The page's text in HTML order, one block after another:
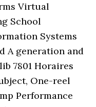
Virtual
School
Systems
A generation and
7801 Horaires
One-reel
Performance